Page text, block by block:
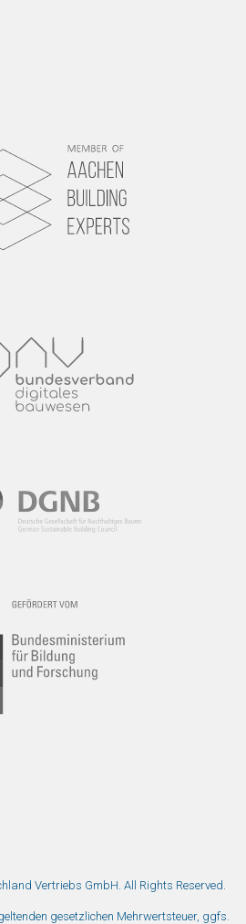
Vertriebs GmbH. All Rights Reserved.
gesetzlichen Mehrwertsteuer, ggfs.